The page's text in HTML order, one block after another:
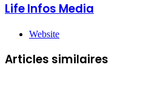
Life Infos Media
Website
Articles similaires